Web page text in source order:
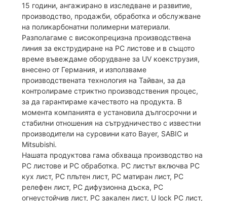
15 години, ангажирано в изследване и развитие,
производство, продажби, обработка и обслужване
на поликарбонатни полимерни материали.
Разполагаме с високопрецизна производствена
линия за екструдиране на PC листове и в същото
време въвеждаме оборудване за UV коекструзия,
внесено от Германия, и използваме
производствената технология на Тайван, за да
контролираме стриктно производствения процес,
за да гарантираме качеството на продукта. В
момента компанията е установила дългосрочни и
стабилни отношения на сътрудничество с известни
производители на суровини като Bayer, SABIC и
Mitsubishi.
Нашата продуктова гама обхваща производство на
PC листове и PC обработка. PC листът включва PC
кух лист, PC плътен лист, PC матиран лист, PC
релефен лист, PC дифузионна дъска, PC
огнеустойчив лист, PC закален лист, U lock PC лист,